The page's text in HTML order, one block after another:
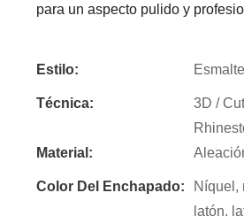
para un aspecto pulido y
Estilo:
Técnica:
3D /
Material:
Color Del Enchapado:
Níquel,
latón,